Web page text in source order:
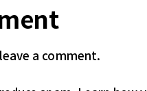
a comment.